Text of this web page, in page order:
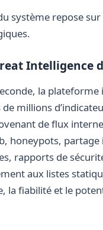
système repose
Intelligence
la plateforme
de millions
de flux
honeypots, partage
rapports de
aux listes
la fiabilité et le